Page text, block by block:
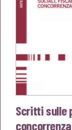
Scritti sulle